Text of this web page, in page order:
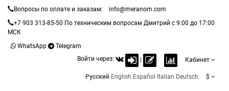
Вопросы по оплате и заказам:
info@meranom.com
+7 903 313-85-50 По техническим вопросам Дмитрий с 9:00 до 17:00
МСК
WhatsApp
Telegram
Войти через:
Кабинет
Русский English Español Italian Deutsch $